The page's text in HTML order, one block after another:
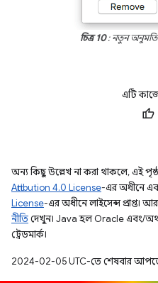
চিত্র 10: নতুন অনুমতি
এটি
অন্য কিছু উল্লেখ না করা থাকলে, এই
Attribution 4.0 License-এর অধীনে
License-এর অধীনে লাইসেন্স প্রাপ্ত।
নীতিদেখুন। Java হল Oracle এবং/
ট্রেডমার্ক।
2024-02-05 UTC-তে শেষবার